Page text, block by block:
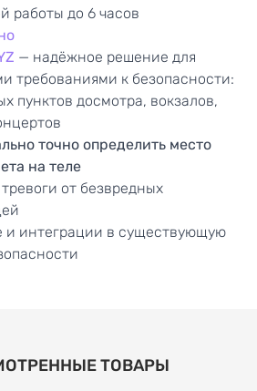
работы до 6 часов
— надёжное решение для
требованиями к безопасности:
пунктов досмотра, вокзалов,
точно определить место
на теле
от безвредных
и интеграции в существующую
ТОВАРЫ